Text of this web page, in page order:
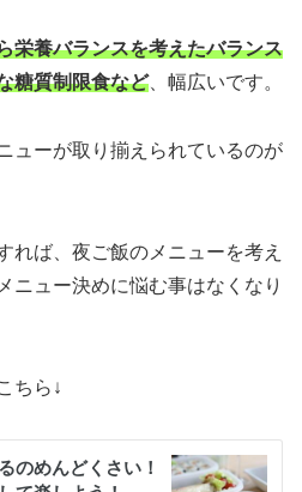
栄養バランスを考えたバランス
糖質制限食など、幅広いです。
ューが取り揃えられているのが
れば、夜ご飯のメニューを考え
ニュー決めに悩む事はなくなり
ちら↓